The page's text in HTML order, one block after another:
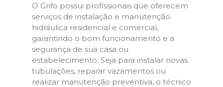
O Grifo possui profissionais que oferecem
serviços de instalação e manutenção
hidráulica residencial e comercial,
garantindo o bom funcionamento e a
segurança de sua casa ou
estabelecimento. Seja para instalar novas
tubulações, reparar vazamentos ou
realizar manutenção preventiva, o técnico